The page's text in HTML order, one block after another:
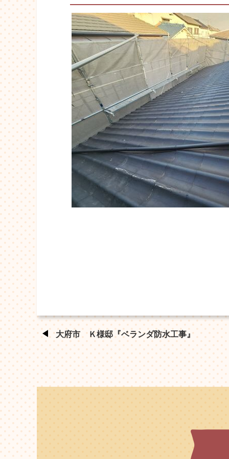
大府市 Ｋ様邸『ベランダ防水工事』